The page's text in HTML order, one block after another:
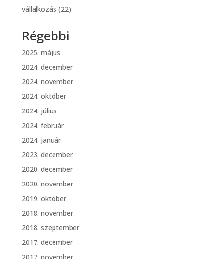
vállalkozás (22)
Régebbi
2025. május
2024. december
2024. november
2024. október
2024. július
2024. február
2024. január
2023. december
2020. december
2020. november
2019. október
2018. november
2018. szeptember
2017. december
2017. november